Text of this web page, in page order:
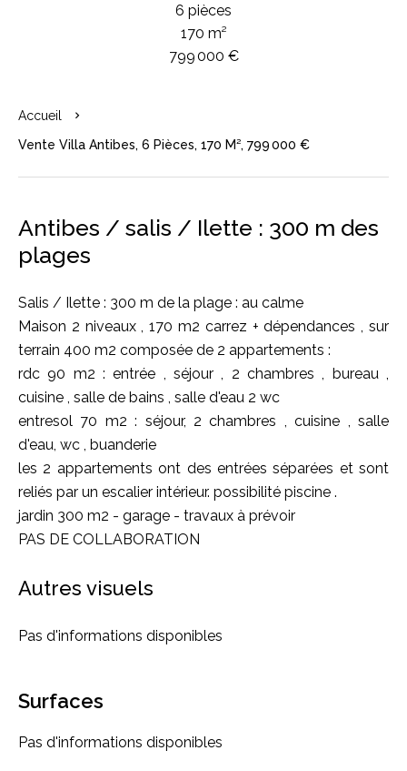
6 pièces
170 m²
799 000 €
Accueil
Vente Villa Antibes, 6 Pièces, 170 M², 799 000 €
Antibes / salis / Ilette : 300 m des
plages
Salis / Ilette : 300 m de la plage : au calme
Maison 2 niveaux , 170 m2 carrez + dépendances , sur
terrain 400 m2 composée de 2 appartements :
rdc 90 m2 : entrée , séjour , 2 chambres , bureau ,
cuisine , salle de bains , salle d'eau 2 wc
entresol 70 m2 : séjour, 2 chambres , cuisine , salle
d'eau, wc , buanderie
les 2 appartements ont des entrées séparées et sont
reliés par un escalier intérieur. possibilité piscine .
jardin 300 m2 - garage - travaux à prévoir
PAS DE COLLABORATION
Autres visuels
Pas d'informations disponibles
Surfaces
Pas d'informations disponibles